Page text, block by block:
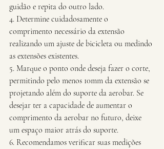
guidão e repita do outro lado.
4. Determine cuidadosamente o
comprimento necessário da extensão
realizando um ajuste de bicicleta ou medindo
as extensões existentes.
5. Marque o ponto onde deseja fazer o corte,
permitindo pelo menos 10mm da extensão se
projetando além do suporte da aerobar. Se
desejar ter a capacidade de aumentar o
comprimento da aerobar no futuro, deixe
um espaço maior atrás do suporte.
6. Recomendamos verificar suas medições